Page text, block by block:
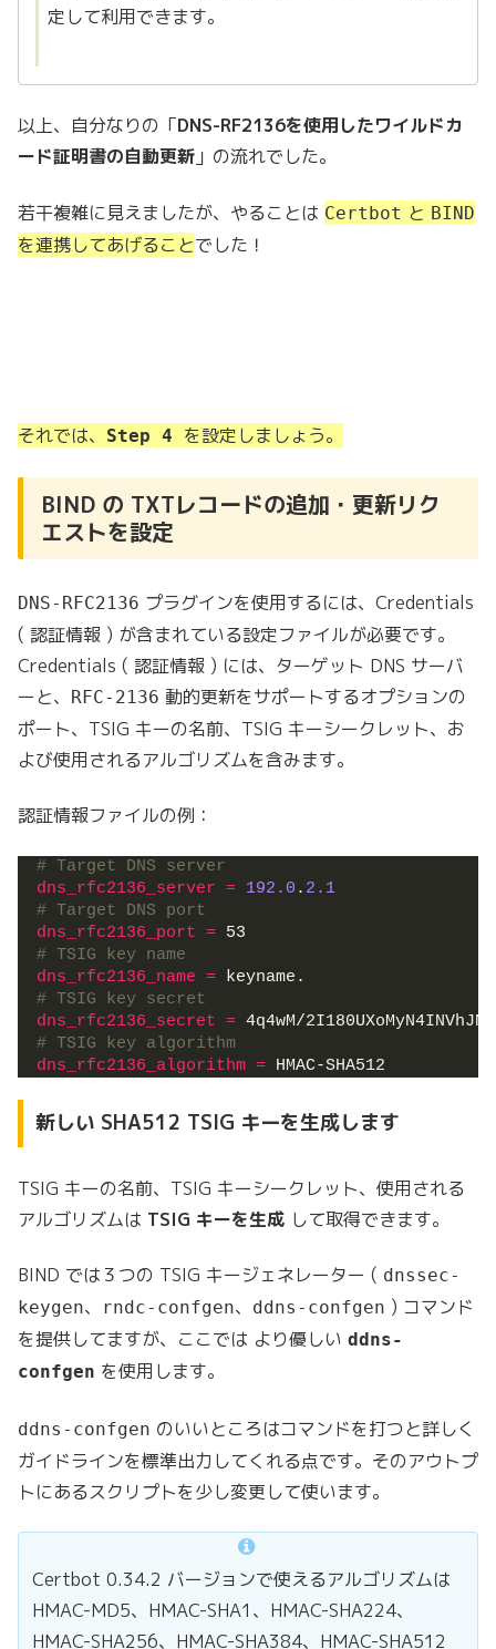
定して利用できます。
以上、自分なりの「DNS-RF2136を使用したワイルドカ
ード証明書の自動更新 」の流れでした。
若干複雑に見えましたが、やることは Certbot と BIND
を連携してあげることでした！
それでは、 Step 4 を設定しましょう。
BIND の TXTレコードの追加・更新リク
エストを設定
DNS-RFC2136 プラグインを使用するには、Credentials
( 認証情報 ) が含まれている設定ファイルが必要です。
Credentials ( 認証情報 ) には、ターゲット DNS サーバ
ーと、
RFC-2136 動的更新をサポートするオプションの
ポート、TSIG キーの名前、TSIG キーシークレット、お
よび使用されるアルゴリズムを含みます。
認証情報ファイルの例：
# Target DNS server
dns_rfc2136_server = 192.0 . 2.1
# Target DNS port
dns_rfc2136_port = 53
# TSIG key name
dns_rfc2136_name = keyname.
# TSIG key secret
dns_rfc2136_secret = 4q4wM/
# TSIG key algorithm
dns_rfc2136_algorithm = HMAC-SHA512
新しい SHA512 TSIG キーを生成します
TSIG キーの名前、TSIG キーシークレット、使用される
アルゴリズムは TSIG キーを生成 して取得できます。
BIND では３つの TSIG キージェネレーター ( dnssec-
keygen、 rndc-confgen、 ddns-confgen ) コマンド
を提供してますが、ここでは より優しい ddns-
confgen を使用します。
ddns-confgen のいいところはコマンドを打つと詳しく
ガイドラインを標準出力してくれる点です。そのアウトプ
トにあるスクリプトを少し変更して使います。
Certbot 0.34.2 バージョンで使えるアルゴリズムは
HMAC-MD5、HMAC-SHA1、HMAC-SHA224、
HMAC-SHA256、HMAC-SHA384、HMAC-SHA512